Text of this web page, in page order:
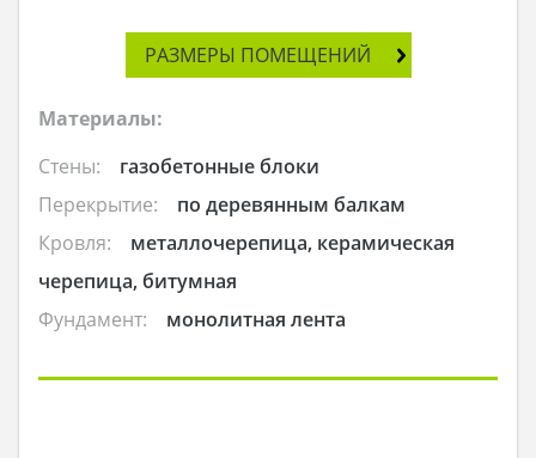
РАЗМЕРЫ ПОМЕЩЕНИЙ
Материалы:
Стены:
газобетонные блоки
Перекрытие:
по деревянным балкам
Кровля:
металлочерепица, керамическая
черепица, битумная
Фундамент:
монолитная лента